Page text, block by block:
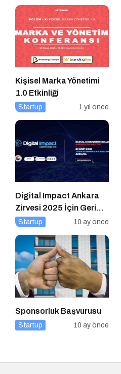
Kişisel Marka Yönetimi
1.0 Etkinliği
Startup 1 yıl önce
Digital Impact Ankara
Zirvesi 2025 İçin Geri
Sayım!
Startup 10 ay önce
Sponsorluk Başvurusu
Startup 10 ay önce